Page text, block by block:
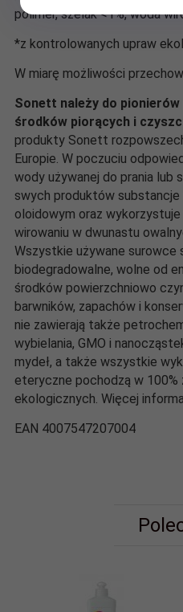
polimer, szelak <1%, woda
*z kontrolowanych upraw
W miarę możliwości
Sonett należy do
środków piorących i
produkty Sonett
Europie. W poczuciu
wody używanej do prania lub
swych produktów
oloidowym oraz
wirowaniu w dwunastu
Wszystkie używane surowce
biodegradowalne, wolne od
środków powierzchniowo
barwników, zapachów i
nie zawierają także
wybielania, GMO i
mydeł, a także wszystkie
eteryczne pochodzą w
ekologicznych. Więcej
EAN 4007547207004